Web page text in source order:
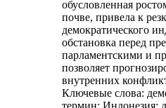
обусловленная
почве, привела к
демократического
обстановка перед
парламентскими и
позволяет
внутренних
Ключевые слова:
термин; Индонезия;